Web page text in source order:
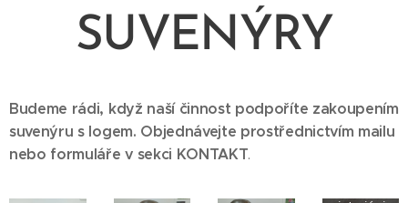
SUVENÝRY
Budeme rádi, když naší činnost podpoříte zakoupením
suvenýru s logem. Objednávejte prostřednictvím mailu
nebo formuláře v sekci KONTAKT.